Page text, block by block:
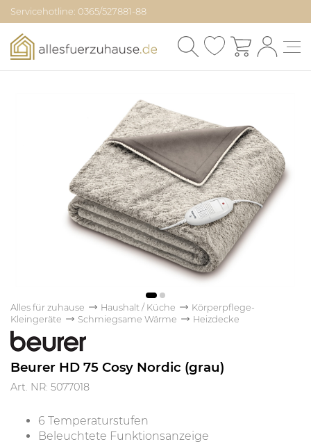
Servicehotline: 0365/527881-88
Alles für zuhause Haushalt / Küche
Körperpflege-
Kleingeräte
Schmiegsame Wärme Heizdecke
Beurer HD 75 Cosy Nordic (grau)
Art. NR: 5077018
6 Temperaturstufen
Beleuchtete Funktionsanzeige